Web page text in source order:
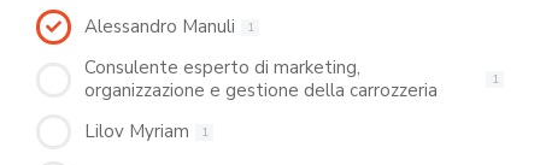
Alessandro Manuli 1
Consulente esperto di marketing,
organizzazione e gestione della carrozzeria
1
Lilov Myriam 1